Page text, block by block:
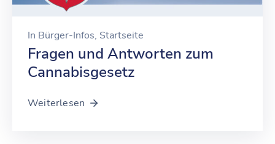
In Bürger-Infos‚ Startseite
Fragen und Antworten zum
Cannabisgesetz
Weiterlesen